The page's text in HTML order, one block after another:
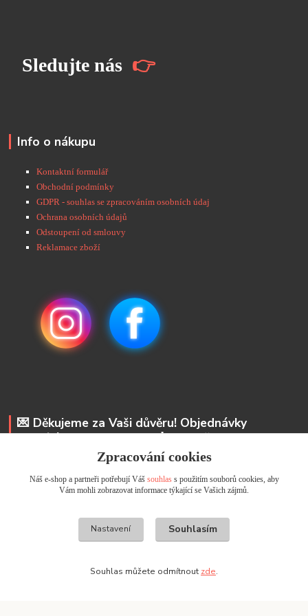
Sledujte nás 👉
Info o nákupu
Kontaktní formulář
Obchodní podmínky
GDPR - souhlas se zpracováním osobních údaj
Ochrana osobních údajů
Odstoupení od smlouvy
Reklamace zboží
💌 Děkujeme za Vaši důvěru! Objednávky
odesíláme do 48 hodin. 📩 Na vaše e-maily
odpovíme do 24 hodin.
Andrea Kyselová DiS.
+ 420 737 352 681
Zpracování cookies
Náš e-shop a partneři potřebují Váš souhlass použitím souborů cookies, aby
Vám mohli zobrazovat informace týkající se Vašich zájmů.
Nastavení Souhlasím
Souhlas můžete odmítnout zde.